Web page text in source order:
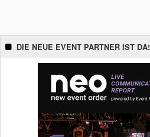
DIE NEUE EVENT PARTNER IST DA!